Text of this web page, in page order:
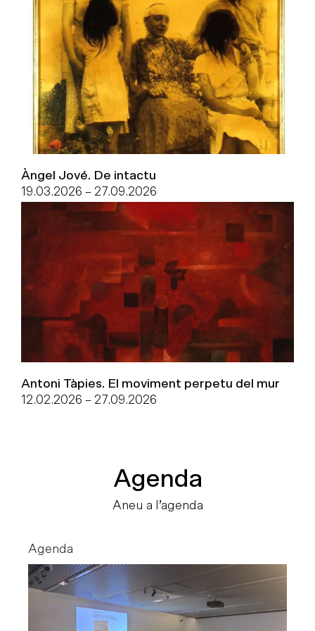
Àngel Jové. De intactu
19.03.2026 – 27.09.2026
Antoni Tàpies. El moviment perpetu del mur
12.02.2026 – 27.09.2026
Agenda
Aneu a l’agenda
Agenda